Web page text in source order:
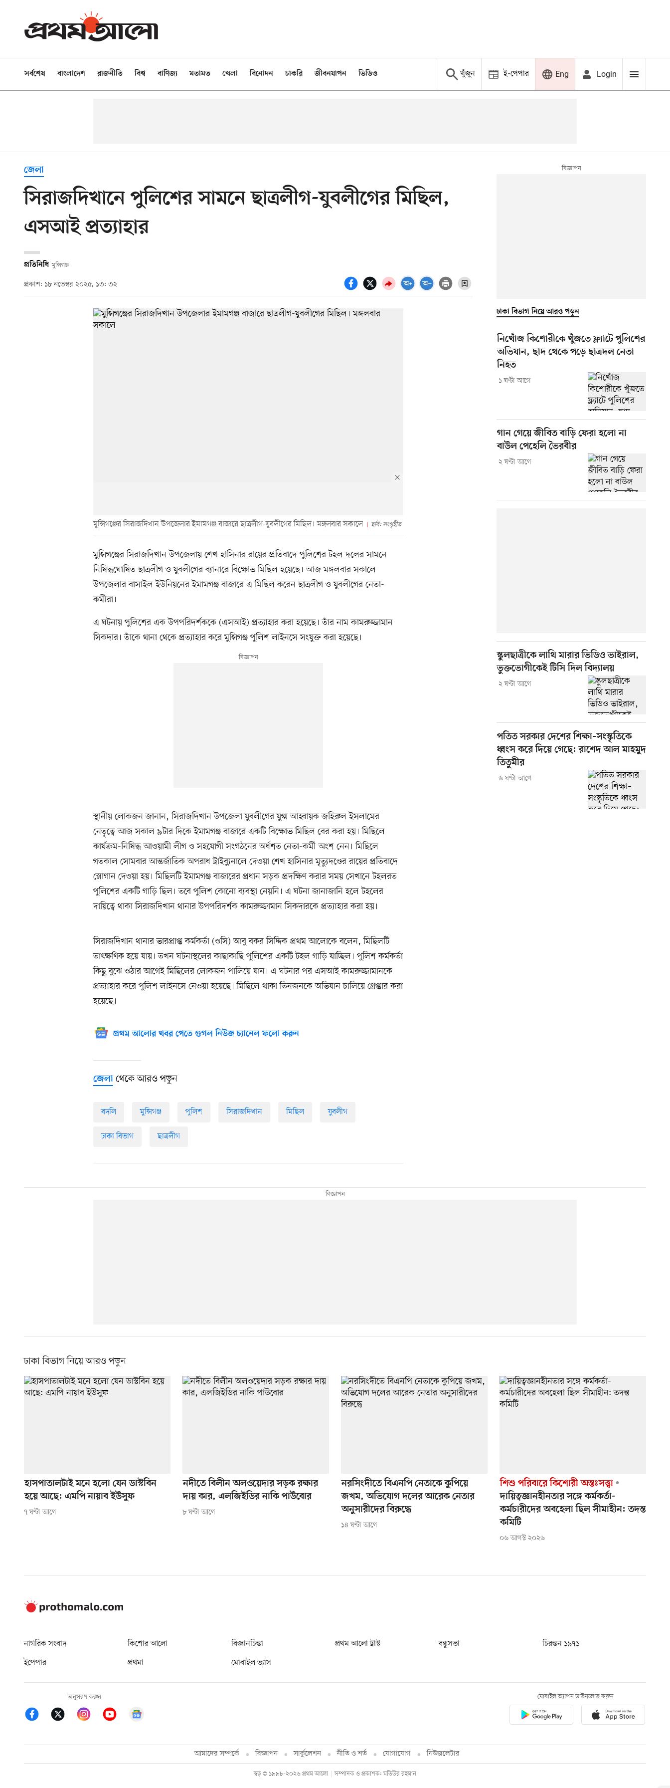
সর্বশেষ বাংলাদেশ রাজনীতি বিশ্ব বাণিজ্য মতামত খেলা বিনোদন চাকরি জীবনযাপন ভিডিও খুঁজুন ই-পেপার Eng Login
জেলা
সিরাজদিখানে পুলিশের সামনে ছাত্রলীগ-যুবলীগের মিছিল,
এসআই প্রত্যাহার
প্রতিনিধি মুন্সিগঞ্জ
প্রকাশ: ১৮ নভেম্বর ২০২৫, ১৩: ৩২
মুন্সিগঞ্জের সিরাজদিখান উপজেলার ইমামগঞ্জ বাজারে ছাত্রলীগ-যুবলীগের মিছিল। মঙ্গলবার সকালে ছবি: সংগৃহীত
মুন্সিগঞ্জের সিরাজদিখান উপজেলায় শেখ হাসিনার রায়ের প্রতিবাদে পুলিশের টহল দলের সামনে
নিষিদ্ধঘোষিত ছাত্রলীগ ও যুবলীগের ব্যানারে বিক্ষোভ মিছিল হয়েছে। আজ মঙ্গলবার সকালে
উপজেলার বাসাইল ইউনিয়নের ইমামগঞ্জ বাজারে এ মিছিল করেন ছাত্রলীগ ও যুবলীগের নেতা-
কর্মীরা।
এ ঘটনায় পুলিশের এক উপপরিদর্শককে (এসআই) প্রত্যাহার করা হয়েছে। তাঁর নাম কামরুজ্জামান
সিকদার। তাঁকে থানা থেকে প্রত্যাহার করে মুন্সিগঞ্জ পুলিশ লাইনসে সংযুক্ত করা হয়েছে।
স্থানীয় লোকজন জানান, সিরাজদিখান উপজেলা যুবলীগের যুগ্ম আহ্বায়ক জহিরুল ইসলামের
নেতৃত্বে আজ সকাল ৯টার দিকে ইমামগঞ্জ বাজারে একটি বিক্ষোভ মিছিল বের করা হয়। মিছিলে
কার্যক্রম-নিষিদ্ধ আওয়ামী লীগ ও সহযোগী সংগঠনের অর্ধশত নেতা-কর্মী অংশ নেন। মিছিলে
গতকাল সোমবার আন্তর্জাতিক অপরাধ ট্রাইব্যুনালে দেওয়া শেখ হাসিনার মৃত্যুদণ্ডের রায়ের প্রতিবাদে
স্লোগান দেওয়া হয়। মিছিলটি ইমামগঞ্জ বাজারের প্রধান সড়ক প্রদক্ষিণ করার সময় সেখানে টহলরত
পুলিশের একটি গাড়ি ছিল। তবে পুলিশ কোনো ব্যবস্থা নেয়নি। এ ঘটনা জানাজানি হলে টহলের
দায়িত্বে থাকা সিরাজদিখান থানার উপপরিদর্শক কামরুজ্জামান সিকদারকে প্রত্যাহার করা হয়।
সিরাজদিখান থানার ভারপ্রাপ্ত কর্মকর্তা (ওসি) আবু বকর সিদ্দিক প্রথম আলোকে বলেন, মিছিলটি
তাৎক্ষণিক হয়ে যায়। তখন ঘটনাস্থলের কাছাকাছি পুলিশের একটি টহল গাড়ি যাচ্ছিল। পুলিশ কর্মকর্তা
কিছু বুঝে ওঠার আগেই মিছিলের লোকজন পালিয়ে যান। এ ঘটনার পর এসআই কামরুজ্জামানকে
প্রত্যাহার করে পুলিশ লাইনসে নেওয়া হয়েছে। মিছিলে থাকা তিনজনকে অভিযান চালিয়ে গ্রেপ্তার করা
হয়েছে।
প্রথম আলোর খবর পেতে গুগল নিউজ চ্যানেল ফলো করুন
জেলা থেকে আরও পড়ুন
বদলি মুন্সিগঞ্জ পুলিশ সিরাজদিখান মিছিল যুবলীগ
ঢাকা বিভাগ ছাত্রলীগ
ঢাকা বিভাগ নিয়ে আরও পড়ুন
নিখোঁজ কিশোরীকে খুঁজতে ফ্ল্যাটে পুলিশের
অভিযান, ছাদ থেকে পড়ে ছাত্রদল নেতা
নিহত
১ ঘণ্টা আগে
গান গেয়ে জীবিত বাড়ি ফেরা হলো না
বাউল পেহেলি ভৈরবীর
২ ঘণ্টা আগে
স্কুলছাত্রীকে লাথি মারার ভিডিও ভাইরাল,
ভুক্তভোগীকেই টিসি দিল বিদ্যালয়
২ ঘণ্টা আগে
পতিত সরকার দেশের শিক্ষা–সংস্কৃতিকে
ধ্বংস করে দিয়ে গেছে: রাশেদ আল মাহমুদ
তিতুমীর
৬ ঘণ্টা আগে
ঢাকা বিভাগ নিয়ে আরও পড়ুন
হাসপাতালটাই মনে হলো যেন ডাস্টবিন
হয়ে আছে: এমপি নায়াব ইউসুফ
৭ ঘণ্টা আগে
নদীতে বিলীন অলওয়েদার সড়ক রক্ষার
দায় কার, এলজিইডির নাকি পাউবোর
৮ ঘণ্টা আগে
নরসিংদীতে বিএনপি নেতাকে কুপিয়ে
জখম, অভিযোগ দলের আরেক নেতার
অনুসারীদের বিরুদ্ধে
১৪ ঘণ্টা আগে
শিশু পরিবারে কিশোরী অন্তঃসত্ত্বা
দায়িত্বজ্ঞানহীনতার সঙ্গে কর্মকর্তা-
কর্মচারীদের অবহেলা ছিল সীমাহীন: তদন্ত
কমিটি
০৬ আগস্ট ২০২৬
নাগরিক সংবাদ কিশোর আলো বিজ্ঞানচিন্তা প্রথম আলো ট্রাস্ট বন্ধুসভা
চিরন্তন ১৯৭১
ইপেপার
প্রথমা মোবাইল ভ্যাস
অনুসরণ করুন মোবাইল অ্যাপস ডাউনলোড করুন
আমাদের সম্পর্কে বিজ্ঞাপন সার্কুলেশন নীতি ও শর্ত যোগাযোগ নিউজলেটার
স্বত্ব © ১৯৯৮-২০২৬ প্রথম আলো সম্পাদক ও প্রকাশক: মতিউর রহমান